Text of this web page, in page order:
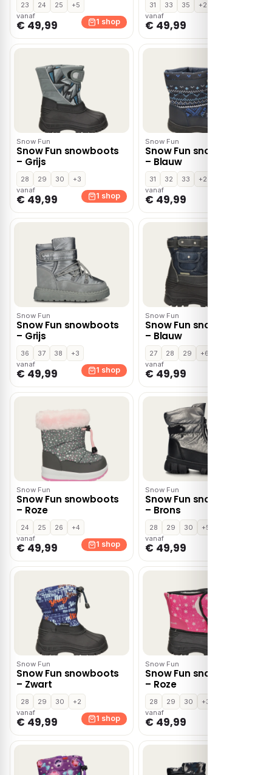
23 24 25
+5
vanaf
€ 49,99 1 shop
31 33 35
+2
vanaf
€ 49,99
Snow Fun
Snow Fun snowboots
– Grijs
28 29 30
+3
vanaf
€ 49,99 1 shop
Snow Fun
Snow Fun snowboots
– Blauw
31 32 33
+2
vanaf
€ 49,99
Snow Fun
Snow Fun snowboots
– Grijs
36 37 38
+3
vanaf
€ 49,99 1 shop
Snow Fun
Snow Fun snowboots
– Blauw
27 28 29
+6
vanaf
€ 49,99
Snow Fun
Snow Fun snowboots
– Roze
24 25 26
+4
vanaf
€ 49,99 1 shop
Snow Fun
Snow Fun snowboots
– Brons
28 29 30
+5
vanaf
€ 49,99
Snow Fun
Snow Fun snowboots
– Zwart
28 29 30
+2
vanaf
€ 49,99 1 shop
Snow Fun
Snow Fun snowboots
– Roze
28 29 30
+3
vanaf
€ 49,99